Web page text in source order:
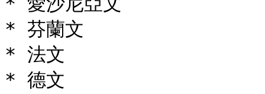
* 芬蘭文
* 法文
* 德文